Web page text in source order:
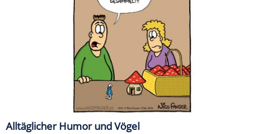
Alltäglicher Humor und Vögel